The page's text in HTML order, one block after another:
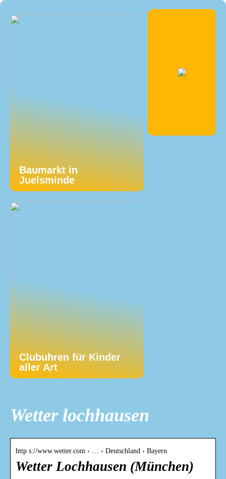
Baumarkt in
Juelsminde
Clubuhren für Kinder
aller Art
Wetter lochhausen
http s://www.wetter.com › … › Deutschland › Bayern
Wetter Lochhausen (München)